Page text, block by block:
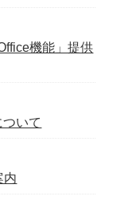
機能」提供
いて
内